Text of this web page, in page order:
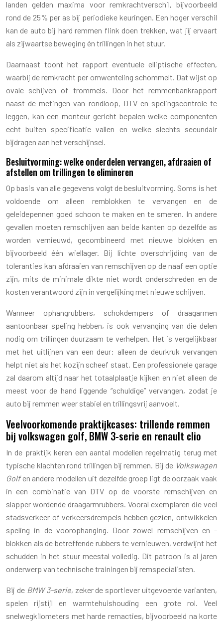
landen gelden maxima voor remkrachtverschil, bijvoorbeeld
rond de 25% per as bij periodieke keuringen. Een hoger verschil
kan de auto bij hard remmen flink doen trekken, wat jij ervaart
als zijwaartse beweging én trillingen in het stuur.
Daarnaast toont het rapport eventuele elliptische effecten,
waarbij de remkracht per omwenteling schommelt. Dat wijst op
ovale schijven of trommels. Door het remmenbankrapport
naast de metingen van rondloop, DTV en spelingscontrole te
leggen, kan een monteur gericht bepalen welke componenten
echt buiten specificatie vallen en welke slechts secundair
bijdragen aan het verschijnsel.
Besluitvorming: welke onderdelen vervangen, afdraaien of
afstellen om trillingen te elimineren
Op basis van alle gegevens volgt de besluitvorming. Soms is het
voldoende om alleen remblokken te vervangen en de
geleidepennen goed schoon te maken en te smeren. In andere
gevallen moeten remschijven aan beide kanten op dezelfde as
worden vernieuwd, gecombineerd met nieuwe blokken en
bijvoorbeeld één wiellager. Bij lichte overschrijding van de
toleranties kan afdraaien van remschijven op de naaf een optie
zijn, mits de minimale dikte niet wordt onderschreden en de
kosten verantwoord zijn in vergelijking met nieuwe schijven.
Wanneer ophangrubbers, schokdempers of draagarmen
aantoonbaar speling hebben, is ook vervanging van die delen
nodig om trillingen duurzaam te verhelpen. Het is vergelijkbaar
met het uitlijnen van een deur: alleen de deurkruk vervangen
helpt niet als het kozijn scheef staat. Een professionele garage
zal daarom altijd naar het totaalplaatje kijken en niet alleen de
meest voor de hand liggende “schuldige” vervangen, zodat je
auto bij remmen weer stabiel en trillingsvrij aanvoelt.
Veelvoorkomende praktijkcases: trillende remmen
bij volkswagen golf, BMW 3-serie en renault clio
In de praktijk keren een aantal modellen regelmatig terug met
typische klachten rond trillingen bij remmen. Bij de Volkswagen
Golfen andere modellen uit dezelfde groep ligt de oorzaak vaak
in een combinatie van DTV op de voorste remschijven en
slapper wordende draagarmrubbers. Vooral exemplaren die veel
stadsverkeer of verkeersdrempels hebben gezien, ontwikkelen
speling in de voorophanging. Door zowel remschijven en -
blokken als de betreffende rubbers te vernieuwen, verdwijnt het
schudden in het stuur meestal volledig. Dit patroon is al jaren
onderwerp van technische trainingen bij remspecialisten.
Bij de BMW 3-serie, zeker de sportiever uitgevoerde varianten,
spelen rijstijl en warmtehuishouding een grote rol. Veel
snelwegkilometers met harde remacties, bijvoorbeeld na korte